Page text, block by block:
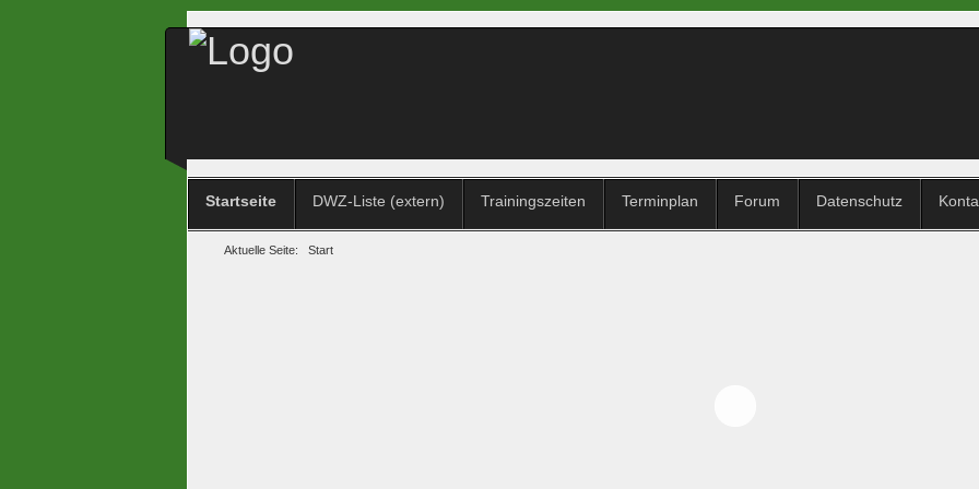
Startseite DWZ-Liste (extern) Trainingszeiten Terminplan Forum Datenschutz
Aktuelle Seite: Start